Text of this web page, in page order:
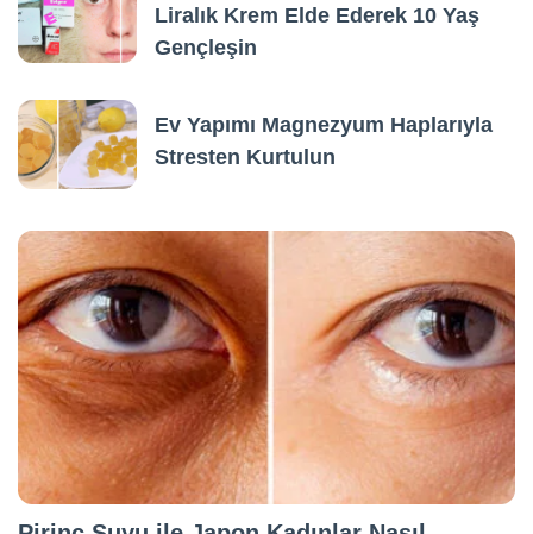
Liralık Krem Elde Ederek 10 Yaş
Gençleşin
Ev Yapımı Magnezyum Haplarıyla
Stresten Kurtulun